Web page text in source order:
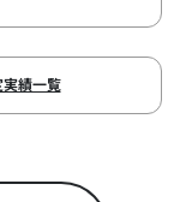
績一覧